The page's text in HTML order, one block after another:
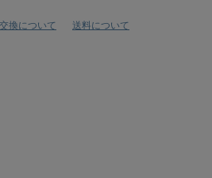
換について 送料について